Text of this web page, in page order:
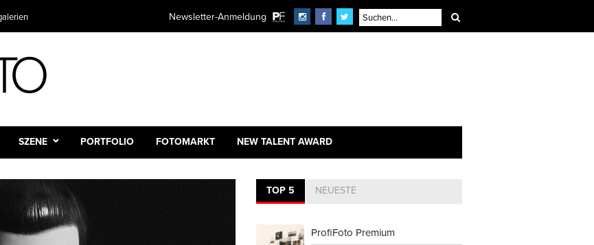
Newsletter-Anmeldung
SZENE PORTFOLIO FOTOMARKT NEW TALENT AWARD
TOP 5 NEUESTE
ProfiFoto Premium